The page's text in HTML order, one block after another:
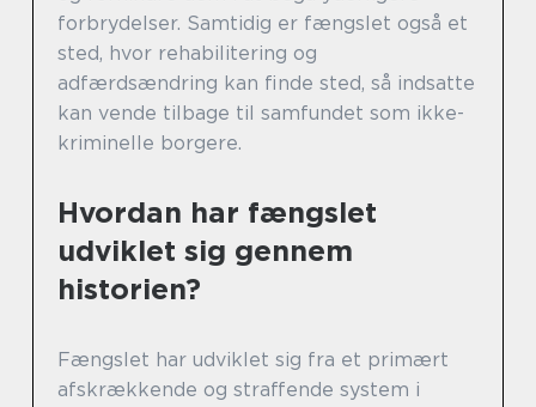
forbrydelser. Samtidig er fængslet også et
sted, hvor rehabilitering og
adfærdsændring kan finde sted, så indsatte
kan vende tilbage til samfundet som ikke-
kriminelle borgere.
Hvordan har fængslet
udviklet sig gennem
historien?
Fængslet har udviklet sig fra et primært
afskrækkende og straffende system i